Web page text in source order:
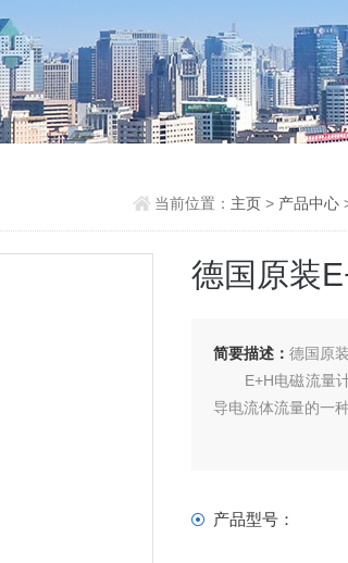
当前位置： 主页 > 产品中心
德国原装
简要描述：德国原
E+H电磁流量计
导电流体流量的一
产品型号：